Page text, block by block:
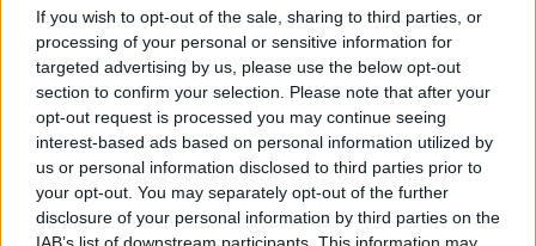
If you wish to opt-out of the sale, sharing to third parties, or
processing of your personal or sensitive information for
targeted advertising by us, please use the below opt-out
section to confirm your selection. Please note that after your
opt-out request is processed you may continue seeing
interest-based ads based on personal information utilized by
us or personal information disclosed to third parties prior to
your opt-out. You may separately opt-out of the further
disclosure of your personal information by third parties on the
IAB’s list of downstream participants. This information may
Es por eso que el 27 de julio del 2002 se
casaron, haciendo una boda a la que asistió casi
toda la prensa rosa de España. Esto hizo que
deje su ubicación de toda la vida enAmbiciones
y juntos se vayan a vivir a El Bosque, situado
también en Cádiz. Con tres hijos a cuestas, se
retiró de su profesión en 2007, pero volvió a ser